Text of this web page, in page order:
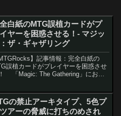
白紙のMTG誤植カードがプ
ヤーを困惑させる！- マジッ
ザ・ギャザリング
MTGRocks】記事情報：完全白紙の
誤植カードがプレイヤーを困惑させ
「Magic: The Gathering」におけ
もあります。これについて...
の禁止アーキタイプ、5色プ
アーの脅威に打ちのめされ